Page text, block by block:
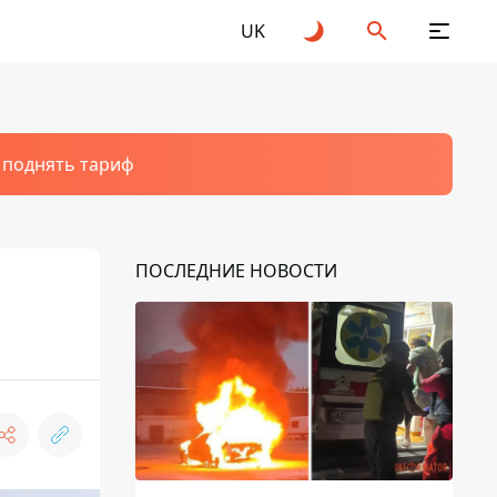
UK
тариф
ПОСЛЕДНИЕ НОВОСТИ